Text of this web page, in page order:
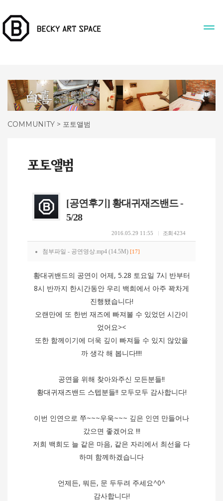
COMMUNITY > 포토앨범
[공연후기] 황대귀재즈밴드 -
5/28
조회4234
2016.05.29 11:55
첨부파일 - 공연영상.mp4 (14.5M) [17]
황대귀밴드의 공연이 어제, 5.28 토요일 7시 반부터
8시 반까지 한시간동안 우리 백희에서 아주 꽉차게
진행됐습니다!
오랜만에 또 한번 재즈에 빠져볼 수 있었던 시간이
었어요><
또한 함께이기에 더욱 깊이 빠져들 수 있지 않았을
까 생각 해 봅니다!!!!
공연을 위해 찾아와주신 모든분들!!
황대귀재즈밴드 스텝분들!! 모두모두 감사합니다!
이번 인연으로 쭈~~~우욱~~~ 깊은 인연 만들어나
갔으면 좋겠어요 !!!
저희 백희도 늘 같은 마음, 같은 자리에서 최선을 다
하며 함께하겠습니다
언제든, 뭐든, 문 두두려 주세요^0^
감사합니다!